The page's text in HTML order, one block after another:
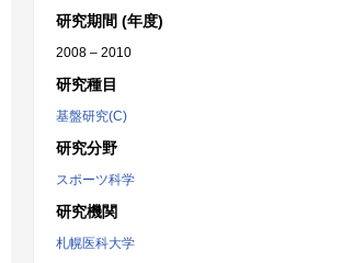
研究期間 (年度)
2008 – 2010
研究種目
基盤研究(C)
研究分野
スポーツ科学
研究機関
札幌医科大学